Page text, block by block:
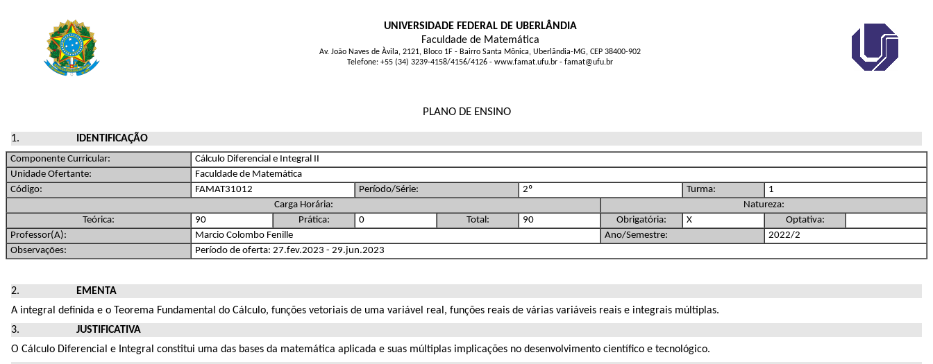
UNIVERSIDADE FEDERAL DE UBERLÂNDIA
Faculdade de Matemática
Av. João Naves de Àvila, 2121, Bloco 1F - Bairro Santa Mônica, Uberlândia-MG, CEP 38400-902
Telefone: +55 (34) 3239-4158/4156/4126 - www.famat.ufu.br - famat@ufu.br
PLANO DE ENSINO
IDENTIFICAÇÃO
Componente Curricular:
Cálculo Diferencial e Integral II
Unidade Ofertante:
Faculdade de Matemática
Código:
FAMAT31012 Período/Série: 2º Turma:
1
Carga Horária:
Natureza:
Teórica:
90 Prática: 0 Total: 90 Obrigatória: X
Optativa:
Professor(A):
Marcio Colombo Fenille Ano/Semestre:
2022/2
Observações:
Período de oferta: 27.fev.2023 - 29.jun.2023
EMENTA
A integral definida e o Teorema Fundamental do Cálculo, funções vetoriais de uma variável real, funções reais de várias variáveis reais e integrais múltiplas.
JUSTIFICATIVA
O Cálculo Diferencial e Integral constitui uma das bases da matemática aplicada e suas múltiplas implicações no desenvolvimento científico e tecnológico.